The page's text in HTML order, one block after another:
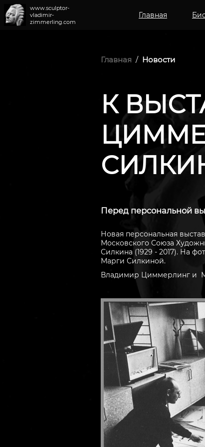
www.sculptor-
vladimir-
zimmerling.com
Главная
Главная / Новости
К
Перед персональной
Новая персональная
Московского Союза
Силкина (1929 - 2017). На
Марги Силкиной.
Владимир Циммерлинг и